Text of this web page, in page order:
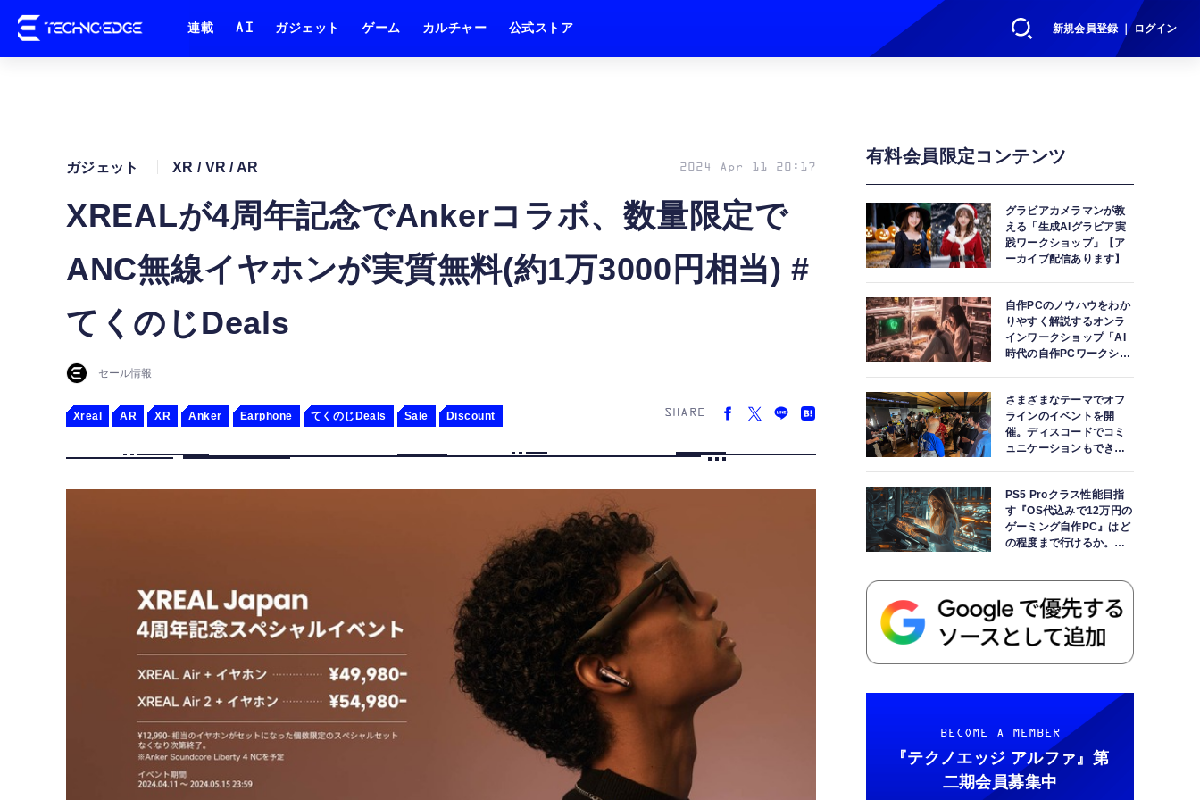
新規会員登録 ｜ ログイン
連載 AI ガジェット ゲーム カルチャー 公式ストア
XREALが4周年記念でAnkerコラボ、数量限定で
ANC無線イヤホンが実質無料(約1万3000円相当) #
てくのじDeals
ガジェット XR / VR / AR 2024 Apr 11 20:17
セール情報
Xreal AR XR Anker Earphone てくのじDeals Sale Discount SHARE
有料会員限定コンテンツ
グラビアカメラマンが教
える「生成AIグラビア実
践ワークショップ」【ア
ーカイブ配信あります】
自作PCのノウハウをわか
りやすく解説するオンラ
インワークショップ「AI
時代の自作PCワークショ
さまざまなテーマでオフ
ラインのイベントを開
催。ディスコードでコミ
ュニケーションもできま
PS5 Proクラス性能目指
す『OS代込みで12万円の
ゲーミング自作PC』はど
の程度まで行けるか。
BECOME A MEMBER
『テクノエッジ アルファ』 第
二期会員募集中